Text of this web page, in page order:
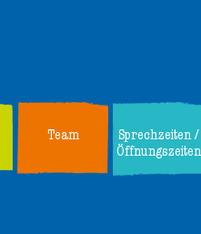
Team
Sprechzeiten /
Öffnungszeiten